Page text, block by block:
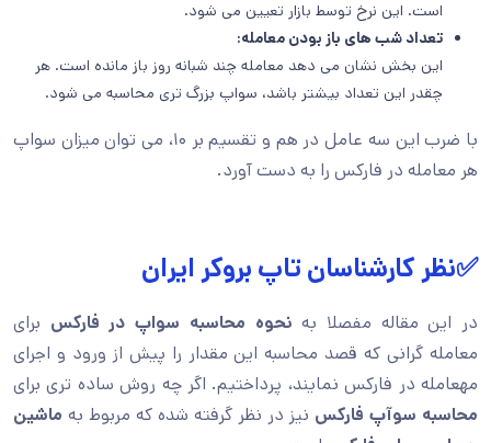
است. این نرخ توسط بازار تعیین می شود.
تعداد شب های باز بودن معامله:
این بخش نشان می دهد معامله چند شبانه روز باز مانده است. هر
چقدر این تعداد بیشتر باشد، سواپ بزرگ تری محاسبه می شود.
با ضرب این سه عامل در هم و تقسیم بر ۱۰، می توان میزان سواپ
هر معامله در فارکس را به دست آورد.
✅نظر کارشناسان تاپ بروکر ایران
در این مقاله مفصلا به نحوه محاسبه سواپ در فارکس برای
معامله گرانی که قصد محاسبه این مقدار را پیش از ورود و اجرای
مهعامله در فارکس نمایند، پرداختیم. اگر چه روش ساده تری برای
محاسبه سوآپ فارکس نیز در نظر گرفته شده که مربوط به ماشین